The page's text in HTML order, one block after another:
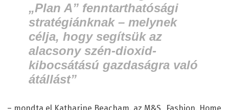
„Plan A” fenntarthatósági
stratégiánknak – melynek
célja, hogy segítsük az
alacsony szén-dioxid-
kibocsátású gazdaságra való
átállást”